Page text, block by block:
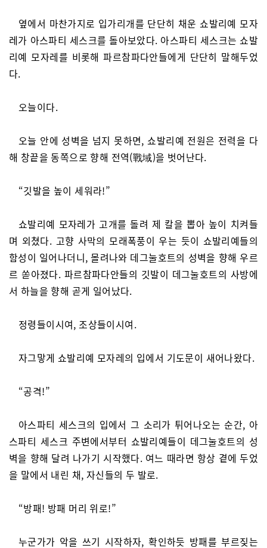
옆에서 마찬가지로 입가리개를 단단히 채운 쇼발리예 모자
레가 아스파티 세스크를 돌아보았다. 아스파티 세스크는 쇼발
리예 모자레를 비롯해 파르참파다안들에게 단단히 말해두었
다.
오늘이다.
오늘 안에 성벽을 넘지 못하면, 쇼발리예 전원은 전력을 다
해 창끝을 동쪽으로 향해 전역(戰域)을 벗어난다.
“깃발을 높이 세워라!”
쇼발리예 모자레가 고개를 돌려 제 칼을 뽑아 높이 치켜들
며 외쳤다. 고향 사막의 모래폭풍이 우는 듯이 쇼발리예들의
함성이 일어나더니, 몰려나와 데그눌호트의 성벽을 향해 우르
르 쏟아졌다. 파르참파다안들의 깃발이 데그눌호트의 사방에
서 하늘을 향해 곧게 일어났다.
정령들이시여, 조상들이시여.
자그맣게 쇼발리예 모자레의 입에서 기도문이 새어나왔다.
“공격!”
아스파티 세스크의 입에서 그 소리가 튀어나오는 순간, 아
스파티 세스크 주변에서부터 쇼발리예들이 데그눌호트의 성
벽을 향해 달려 나가기 시작했다. 여느 때라면 항상 곁에 두었
을 말에서 내린 채, 자신들의 두 발로.
“방패! 방패 머리 위로!”
누군가가 악을 쓰기 시작하자, 확인하듯 방패를 부르짖는